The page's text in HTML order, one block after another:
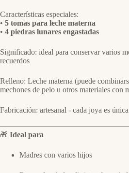
Características especiales:
• 5 tomas para leche materna
• 4 piedras lunares engastadas
Significado: ideal para conservar varios
recuerdos
Relleno: Leche materna (puede
mechones de pelo u otros materiales con
Fabricación: artesanal - cada joya es única
🎁 Ideal para
Madres con varios hijos